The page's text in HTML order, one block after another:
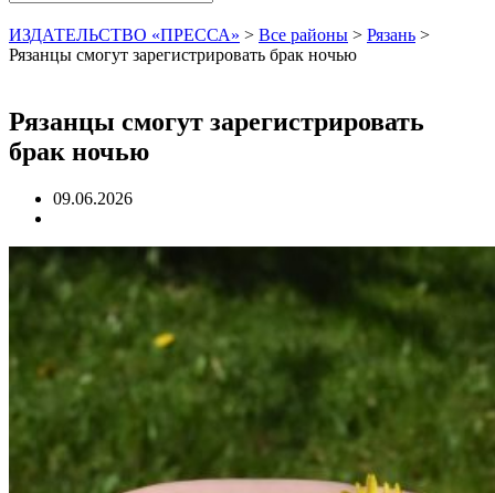
ИЗДАТЕЛЬСТВО «ПРЕССА» > Все районы > Рязань >
Рязанцы смогут зарегистрировать брак ночью
Рязанцы смогут зарегистрировать
брак ночью
09.06.2026